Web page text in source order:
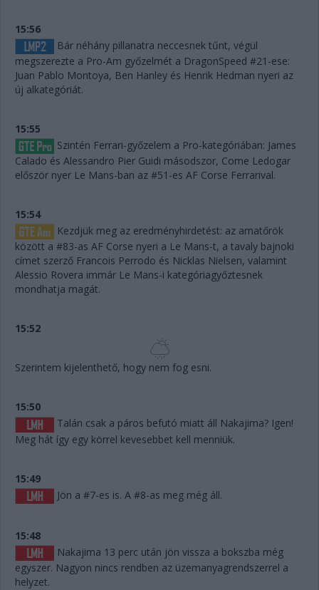
15:56
Bár néhány pillanatra neccesnek tűnt, végül
megszerezte a Pro-Am győzelmét a DragonSpeed #21-ese:
Juan Pablo Montoya, Ben Hanley és Henrik Hedman nyeri az
új alkategóriát.
15:55
Szintén Ferrari-győzelem a Pro-kategóriában: James
Calado és Alessandro Pier Guidi másodszor, Come Ledogar
először nyer Le Mans-ban az #51-es AF Corse Ferrarival.
15:54
Kezdjük meg az eredményhirdetést: az amatőrök
között a #83-as AF Corse nyeri a Le Mans-t, a tavaly bajnoki
címet szerző Francois Perrodo és Nicklas Nielsen, valamint
Alessio Rovera immár Le Mans-i kategóriagyőztesnek
mondhatja magát.
15:52
Szerintem kijelenthető, hogy nem fog esni.
15:50
Talán csak a páros befutó miatt áll Nakajima? Igen!
Meg hát így egy körrel kevesebbet kell menniük.
15:49
Jön a #7-es is. A #8-as meg még áll.
15:48
Nakajima 13 perc után jön vissza a bokszba még
egyszer. Nagyon nincs rendben az üzemanyagrendszerrel a
helyzet.